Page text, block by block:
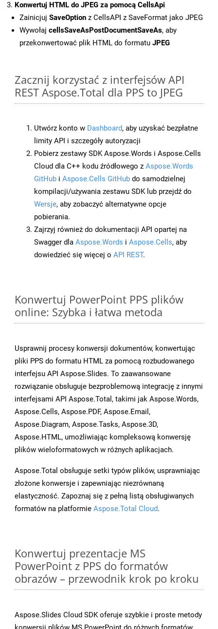
Konwertuj HTML do JPEG za pomocą CellsApi
Zainicjuj SaveOption z CellsAPI z SaveFormat jako JPEG
Wywołaj cellsSaveAsPostDocumentSaveAs, aby
przekonwertować plik HTML do formatu JPEG
Zacznij korzystać z interfejsów API
REST Aspose.Total dla PPS to JPEG
Utwórz konto w Dashboard, aby uzyskać bezpłatne
limity API i szczegóły autoryzacji
Pobierz zestawy SDK Aspose.Words i Aspose.Cells
Cloud dla C++ kodu źródłowego z Aspose.Words
GitHub i Aspose.Cells GitHub do samodzielnej
kompilacji/używania zestawu SDK lub przejdź do
Wersje, aby zobaczyć alternatywne opcje
pobierania.
Zajrzyj również do dokumentacji API opartej na
Swagger dla Aspose.Words i Aspose.Cells, aby
dowiedzieć się więcej o API REST.
Konwertuj PowerPoint PPS plików
online: Szybka i łatwa metoda
Usprawnij procesy konwersji dokumentów, konwertując
pliki PPS do formatu HTML za pomocą rozbudowanego
interfejsu API Aspose.Slides. To zaawansowane
rozwiązanie obsługuje bezproblemową integrację z innymi
interfejsami API Aspose.Total, takimi jak Aspose.Words,
Aspose.Cells, Aspose.PDF, Aspose.Email,
Aspose.Diagram, Aspose.Tasks, Aspose.3D,
Aspose.HTML, umożliwiając kompleksową konwersję
plików wieloformatowych w różnych aplikacjach.
Aspose.Total obsługuje setki typów plików, usprawniając
złożone konwersje i zapewniając niezrównaną
elastyczność. Zapoznaj się z pełną listą obsługiwanych
formatów na platformie Aspose.Total Cloud.
Konwertuj prezentacje MS
PowerPoint z PPS do formatów
obrazów – przewodnik krok po kroku
Aspose.Slides Cloud SDK oferuje szybkie i proste metody